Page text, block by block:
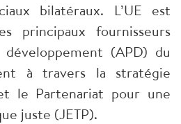
bilatéraux. L’UE est
principaux fournisseurs
développement (APD) du
à travers la stratégie
le Partenariat pour une
juste (JETP).